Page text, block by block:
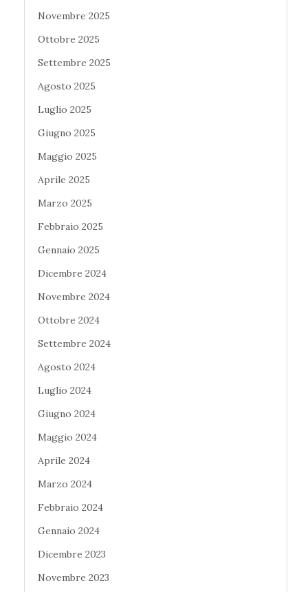
Novembre 2025
Ottobre 2025
Settembre 2025
Agosto 2025
Luglio 2025
Giugno 2025
Maggio 2025
Aprile 2025
Marzo 2025
Febbraio 2025
Gennaio 2025
Dicembre 2024
Novembre 2024
Ottobre 2024
Settembre 2024
Agosto 2024
Luglio 2024
Giugno 2024
Maggio 2024
Aprile 2024
Marzo 2024
Febbraio 2024
Gennaio 2024
Dicembre 2023
Novembre 2023